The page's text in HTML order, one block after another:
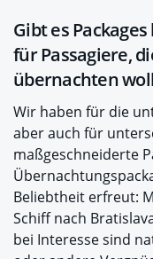
Gibt es
für Passagiere,
übernachten
Wir haben für die
aber auch für
maßgeschneiderte
Beliebtheit erfreut:
Schiff nach
bei Interesse sind